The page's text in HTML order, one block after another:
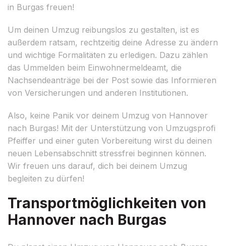
in Burgas freuen!
Um deinen Umzug reibungslos zu gestalten, ist es
außerdem ratsam, rechtzeitig deine Adresse zu ändern
und wichtige Formalitäten zu erledigen. Dazu zählen
das Ummelden beim Einwohnermeldeamt, die
Nachsendeanträge bei der Post sowie das Informieren
von Versicherungen und anderen Institutionen.
Also, keine Panik vor deinem Umzug von Hannover
nach Burgas! Mit der Unterstützung von Umzugsprofi
Pfeiffer und einer guten Vorbereitung wirst du deinen
neuen Lebensabschnitt stressfrei beginnen können.
Wir freuen uns darauf, dich bei deinem Umzug
begleiten zu dürfen!
Transportmöglichkeiten von
Hannover nach Burgas